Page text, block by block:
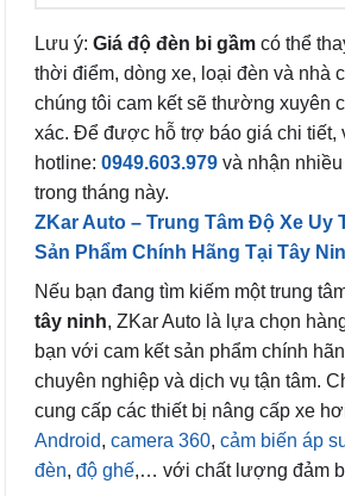
Lưu ý: Giá độ đèn bi gầm có thể
thời điểm, dòng xe, loại đèn và nhà
chúng tôi cam kết sẽ thường xuyên
xác. Để được hỗ trợ báo giá chi tiết,
hotline: 0949.603.979 và nhận
trong tháng này.
ZKar Auto – Trung Tâm Độ Xe Uy
Sản Phẩm Chính Hãng Tại Tây
Nếu bạn đang tìm kiếm một trung
tây ninh, ZKar Auto là lựa chọn
bạn với cam kết sản phẩm chính
chuyên nghiệp và dịch vụ tận tâm.
cung cấp các thiết bị nâng cấp xe
Android, camera 360, cảm biến áp
đèn, độ ghế,… với chất lượng đảm